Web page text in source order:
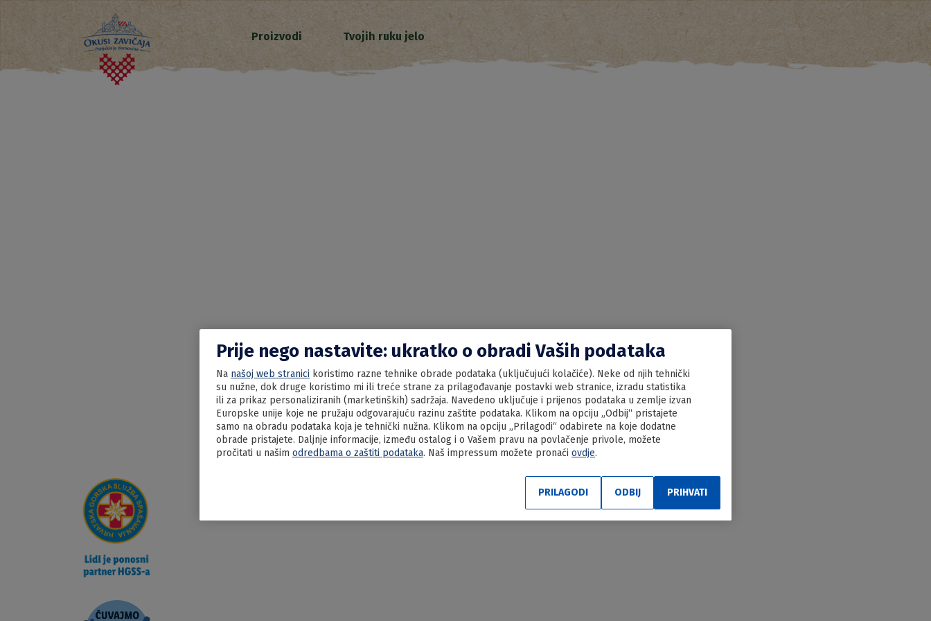
Proizvodi Tvojih ruku jelo
Srdela “na brudet” s palentom
Prije nego nastavite: ukratko o obradi Vaših podataka
Na našoj web stranici koristimo razne tehnike obrade podataka (uključujući kolačiće). Neke od njih tehnički
su nužne, dok druge koristimo mi ili treće strane za prilagođavanje postavki web stranice, izradu statistika
ili za prikaz personaliziranih (marketinških) sadržaja. Navedeno uključuje i prijenos podataka u zemlje izvan
Europske unije koje ne pružaju odgovarajuću razinu zaštite podataka. Klikom na opciju „Odbij“ pristajete
samo na obradu podataka koja je tehnički nužna. Klikom na opciju „Prilagodi“ odabirete na koje dodatne
obrade pristajete. Daljnje informacije, između ostalog i o Vašem pravu na povlačenje privole, možete
pročitati u našim odredbama o zaštiti podataka. Naš impressum možete pronaći ovdje.
ODBIJ PRIHVATI
PRILAGODI